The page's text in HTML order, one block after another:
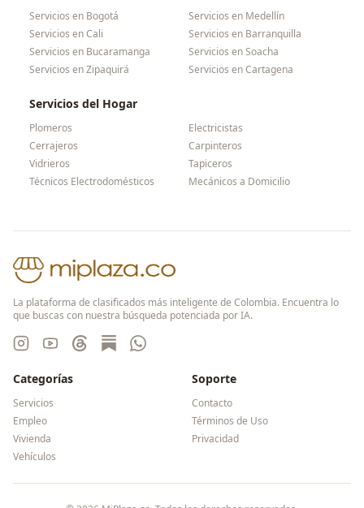
Servicios en Bogotá Servicios en Medellín
Servicios enCali Servicios en Barranquilla
Servicios en Bucaramanga Servicios enSoacha
Servicios enZipaquirá Servicios enCartagena
Servicios del Hogar
Plomeros
Electricistas
Cerrajeros
Carpinteros
Vidrieros
Tapiceros
Técnicos Electrodomésticos
Mecánicos a Domicilio
La plataforma de clasificados más inteligente de Colombia. Encuentra lo
que buscas con nuestra búsqueda potenciada por IA.
Categorías
Servicios
Empleo
Vivienda
Vehículos
Soporte
Contacto
Términos de Uso
Privacidad